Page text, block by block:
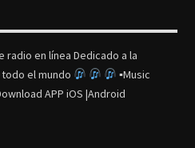
radio en línea Dedicado a la
el mundo
▪Music
APP iOS |Android